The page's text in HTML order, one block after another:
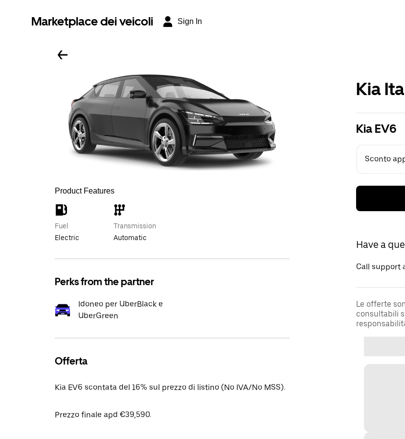
Marketplace dei veicoli Sign In
Product Features
Fuel
Electric
Transmission
Automatic
Perks from the partner
Idoneo per UberBlack e
UberGreen
Offerta
Kia EV6 scontata del 16% sul prezzo di listino (No IVA/No MSS).
Prezzo finale apd €39,590.
Kia
Kia EV6
Sconto
Have a
Call support
Le offerte
consultabili